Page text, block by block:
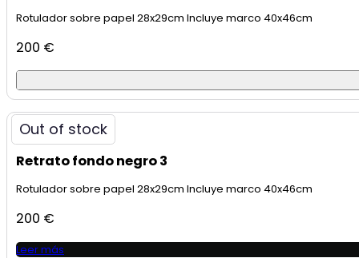
Rotulador sobre papel 28x29cm Incluye marco 40x46cm
200 €
Out of stock
Retrato fondo negro 3
Rotulador sobre papel 28x29cm Incluye marco 40x46cm
200 €
Leer más